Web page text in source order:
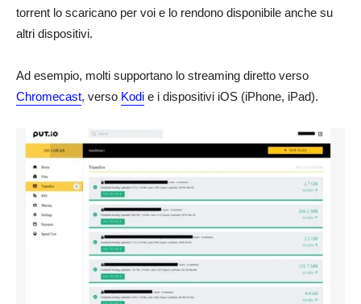
torrent lo scaricano per voi e lo rendono disponibile anche su
altri dispositivi.
Ad esempio, molti supportano lo streaming diretto verso
Chromecast, verso Kodi e i dispositivi iOS (iPhone, iPad).